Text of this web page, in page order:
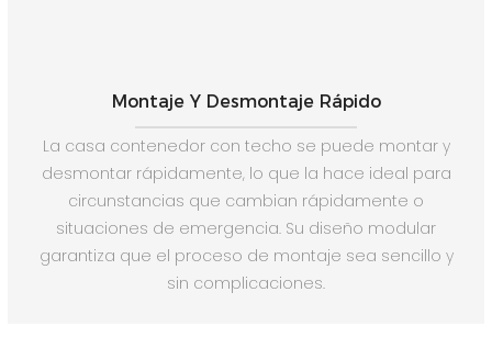
Montaje Y Desmontaje Rápido
La casa contenedor con techo se puede montar y
desmontar rápidamente, lo que la hace ideal para
circunstancias que cambian rápidamente o
situaciones de emergencia. Su diseño modular
garantiza que el proceso de montaje sea sencillo y
sin complicaciones.